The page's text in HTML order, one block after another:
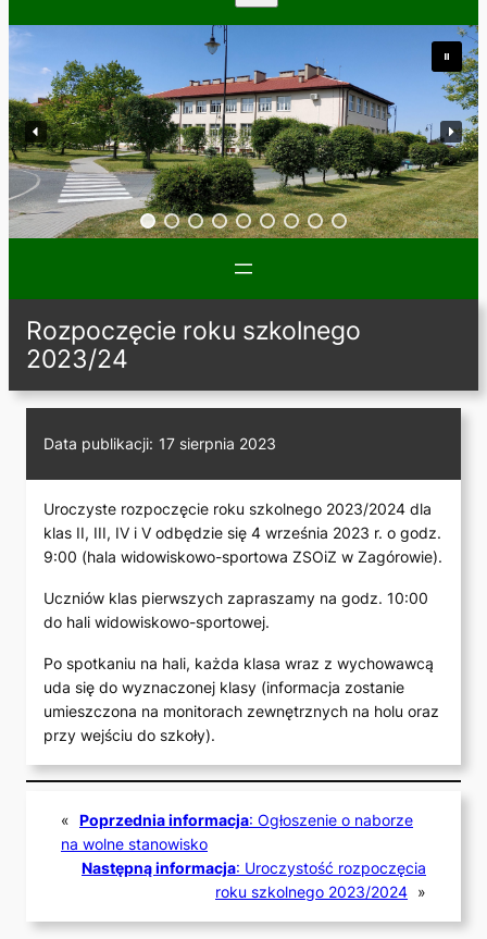
Rozpoczęcie roku szkolnego
2023/24
Data publikacji: 17 sierpnia 2023
Uroczyste rozpoczęcie roku szkolnego 2023/2024 dla
klas II, III, IV i V odbędzie się 4 września 2023 r. o godz.
9:00 (hala widowiskowo-sportowa ZSOiZ w Zagórowie).
Uczniów klas pierwszych zapraszamy na godz. 10:00
do hali widowiskowo-sportowej.
Po spotkaniu na hali, każda klasa wraz z wychowawcą
uda się do wyznaczonej klasy (informacja zostanie
umieszczona na monitorach zewnętrznych na holu oraz
przy wejściu do szkoły).
« Poprzednia informacja: Ogłoszenie o naborze
na wolne stanowisko
Następną informacja: Uroczystość rozpoczęcia
roku szkolnego 2023/2024 »